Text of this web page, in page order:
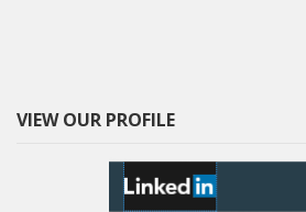
VIEW OUR PROFILE